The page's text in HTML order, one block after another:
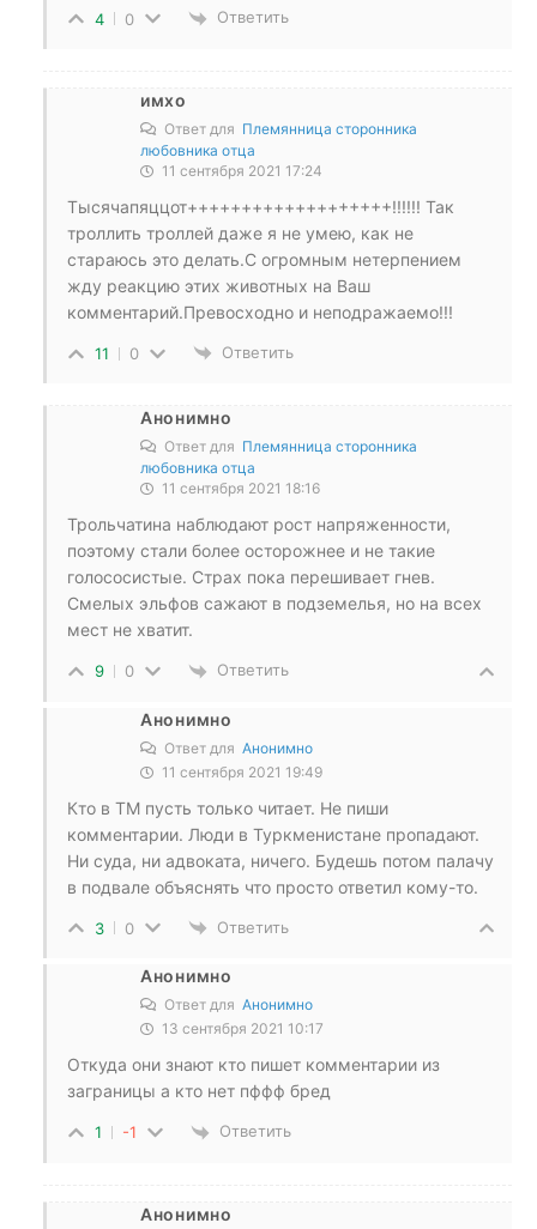
4 0 Ответить
имхо
Ответ для Племянница сторонника
любовника отца
11 сентября 2021 17:24
Тысячапяццот+++++++++++++++++++!!!!!! Так
троллить троллей даже я не умею, как не
стараюсь это делать.С огромным нетерпением
жду реакцию этих животных на Ваш
комментарий.Превосходно и неподражаемо!!!
11 0 Ответить
Анонимно
Ответ для Племянница сторонника
любовника отца
11 сентября 2021 18:16
Трольчатина наблюдают рост напряженности,
поэтому стали более осторожнее и не такие
голососистые. Страх пока перешивает гнев.
Смелых эльфов сажают в подземелья, но на всех
мест не хватит.
9 0 Ответить
Анонимно
Ответ для Анонимно
11 сентября 2021 19:49
Кто в ТМ пусть только читает. Не пиши
комментарии. Люди в Туркменистане пропадают.
Ни суда, ни адвоката, ничего. Будешь потом палачу
в подвале объяснять что просто ответил кому-то.
3 0 Ответить
Анонимно
Ответ для Анонимно
13 сентября 2021 10:17
Откуда они знают кто пишет комментарии из
заграницы а кто нет пффф бред
1 -1 Ответить
Анонимно